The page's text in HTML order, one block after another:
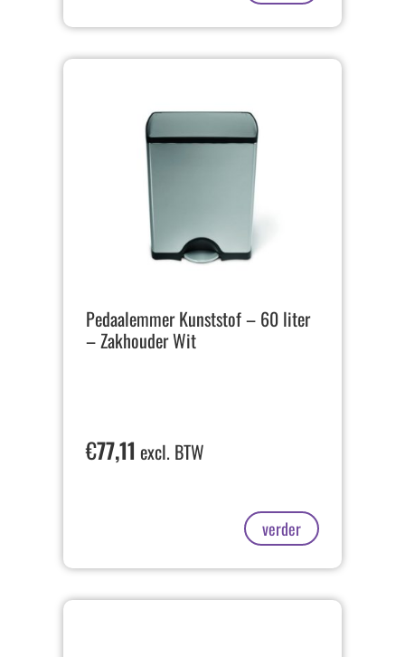
Pedaalemmer Kunststof – 60 liter
– Zakhouder Wit
€77,11 excl. BTW
verder